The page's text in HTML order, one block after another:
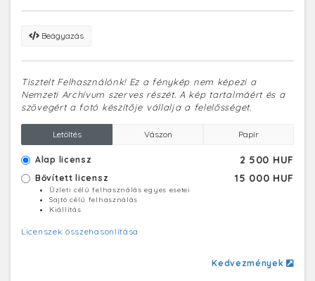
Beágyazás
Tisztelt Felhasználónk! Ez a fénykép nem képezi a
Nemzeti Archívum szerves részét. A kép tartalmáért és a
szövegért a fotó készítője vállalja a felelősséget.
Letöltés Vászon Papír
Alap licensz 2 500 HUF
Bővített licensz 15 000 HUF
Üzleti célú felhasználás egyes esetei
Sajtó célú felhasználás
Kiállítás
Licenszek összehasonlítása
Kedvezmények